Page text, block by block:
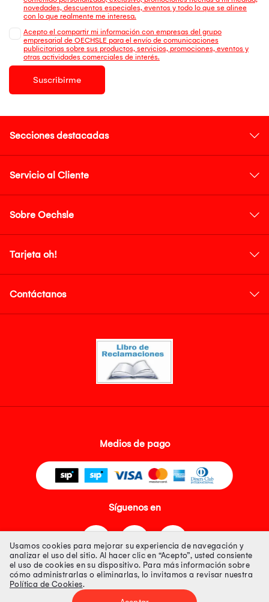
novedades, descuentos especiales, eventos y todo lo que se alinee
con lo que realmente me interesa.
Acepto el compartir mi información con empresas del grupo
empresarial de OECHSLE para el envío de comunicaciones
publicitarias sobre sus productos, servicios, promociones, eventos y
otras actividades comerciales de interés.
Suscribirme
Secciones destacadas
Servicio al Cliente
Sobre Oechsle
Tarjeta oh!
Contáctanos
Medios de pago
Síguenos en
Tienda 100% Segura
Usamos cookies para mejorar su experiencia de navegación y
analizar el uso del sitio. Al hacer clic en “Acepto”, usted consiente
el uso de cookies en su dispositivo. Para más información sobre
cómo administrarlas o eliminarlas, lo invitamos a revisar nuestra
Política de Cookies.